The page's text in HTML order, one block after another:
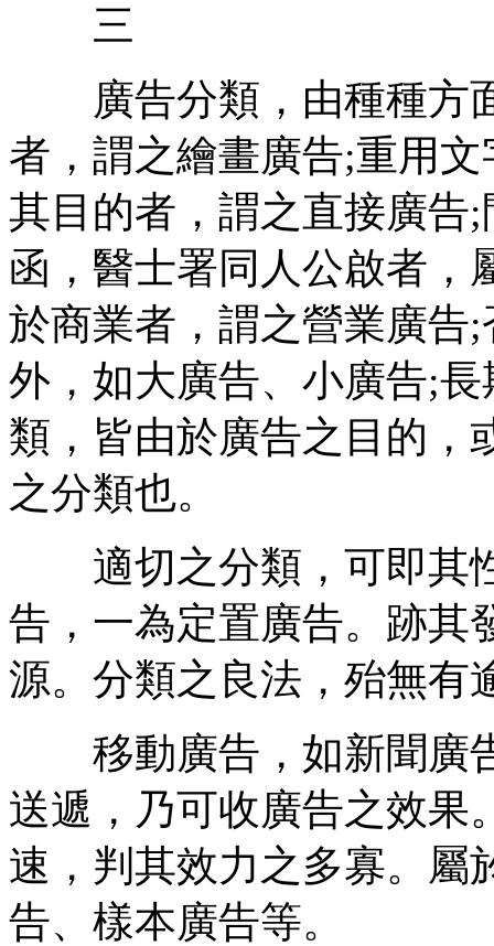
三
廣告分類，由種種方
者，謂之繪畫廣告;重用
其目的者，謂之直接廣告
函，醫士署同人公啟者，
於商業者，謂之營業廣告
外，如大廣告、小廣告;
類，皆由於廣告之目的，
之分類也。
適切之分類，可即其
告，一為定置廣告。跡其
源。分類之良法，殆無有
移動廣告，如新聞廣
送遞，乃可收廣告之效果
速，判其效力之多寡。屬
告、樣本廣告等。